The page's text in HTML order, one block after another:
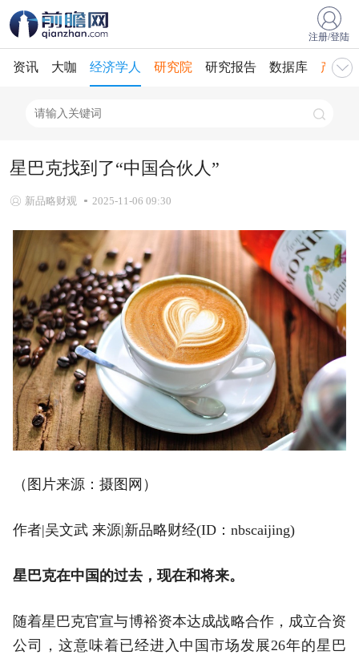
注册/登陆
资讯 大咖 经济学人 研究院 研究报告 数据库 产业
星巴克找到了“中国合伙人”
新品略财观 2025-11-06 09:30
（图片来源：摄图网）
作者|吴文武 来源|新品略财经(ID：nbscaijing)
星巴克在中国的过去，现在和将来。
随着星巴克官宣与博裕资本达成战略合作，成立合资
公司，这意味着已经进入中国市场发展26年的星巴